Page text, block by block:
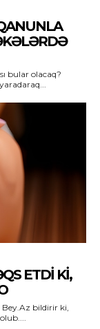
bular olacaq?
ETDI KI,